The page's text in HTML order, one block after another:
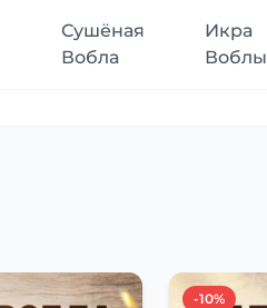
Сушёная
Вобла
Икра
Воблы
-10%